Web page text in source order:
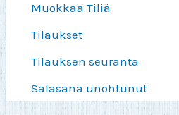
Muokkaa Tiliä
Tilaukset
Tilauksen seuranta
Salasana unohtunut